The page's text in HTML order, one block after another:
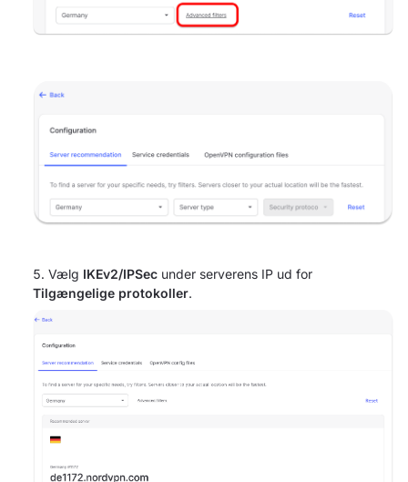
Vælg IKEv2/IPSec under serverens IP ud for
Tilgængelige protokoller.